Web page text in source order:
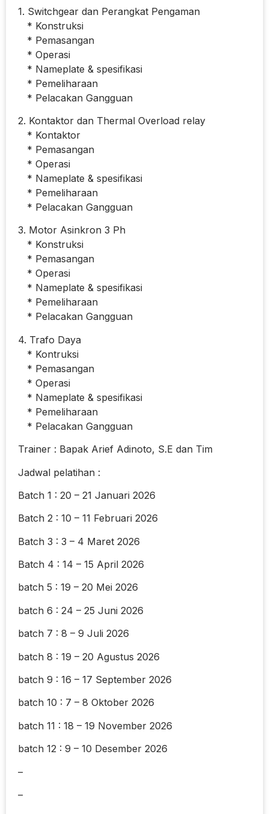
1. Switchgear dan Perangkat Pengaman
* Konstruksi
* Pemasangan
* Operasi
* Nameplate & spesifikasi
* Pemeliharaan
* Pelacakan Gangguan
2. Kontaktor dan Thermal Overload relay
* Kontaktor
* Pemasangan
* Operasi
* Nameplate & spesifikasi
* Pemeliharaan
* Pelacakan Gangguan
3. Motor Asinkron 3 Ph
* Konstruksi
* Pemasangan
* Operasi
* Nameplate & spesifikasi
* Pemeliharaan
* Pelacakan Gangguan
4. Trafo Daya
* Kontruksi
* Pemasangan
* Operasi
* Nameplate & spesifikasi
* Pemeliharaan
* Pelacakan Gangguan
Trainer : Bapak Arief Adinoto, S.E dan Tim
Jadwal pelatihan :
Batch 1 : 20 – 21 Januari 2026
Batch 2 : 10 – 11 Februari 2026
Batch 3 : 3 – 4 Maret 2026
Batch 4 : 14 – 15 April 2026
batch 5 : 19 – 20 Mei 2026
batch 6 : 24 – 25 Juni 2026
batch 7 : 8 – 9 Juli 2026
batch 8 : 19 – 20 Agustus 2026
batch 9 : 16 – 17 September 2026
batch 10 : 7 – 8 Oktober 2026
batch 11 : 18 – 19 November 2026
batch 12 : 9 – 10 Desember 2026
–
–